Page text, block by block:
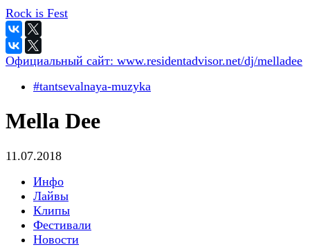
Rock is Fest
Официальный сайт: www.residentadvisor.net/dj/melladee
#tantsevalnaya-muzyka
Mella Dee
11.07.2018
Инфо
Лайвы
Клипы
Фестивали
Новости